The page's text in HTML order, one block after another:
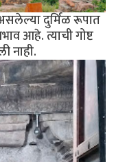
दुर्मिळ रूपात
आहे. त्याची गोष्ट
नाही.